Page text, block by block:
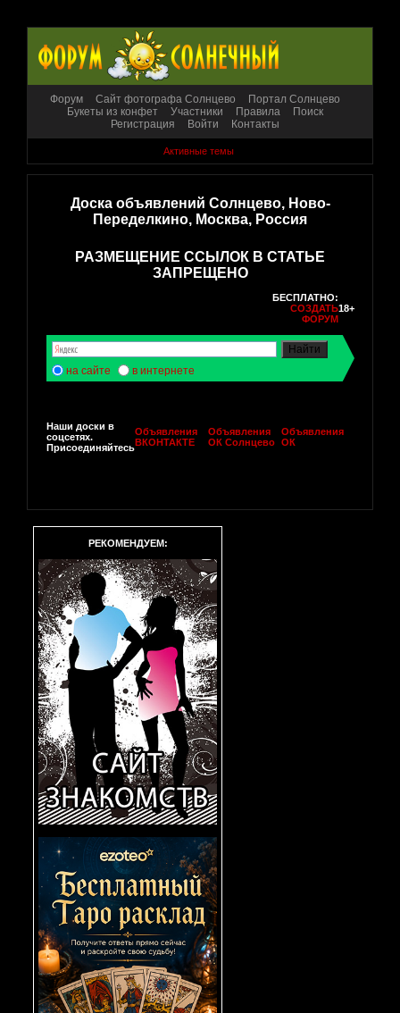
Форум Сайт фотографа Солнцево
Портал Солнцево
Букеты из конфет
Участники Правила
Поиск
Регистрация
Войти Контакты
Активные темы
Доска объявлений Солнцево, Ново-
Переделкино, Москва, Россия
РАЗМЕЩЕНИЕ ССЫЛОК В СТАТЬЕ
ЗАПРЕЩЕНО
БЕСПЛАТНО:
СОЗДАТЬ
ФОРУМ
18+
на сайте в интернете
Наши доски в
соцсетях.
Присоединяйтесь
Объявления
ВКОНТАКТЕ
Объявления
ОК Солнцево
Объявления
ОК
РЕКОМЕНДУЕМ: